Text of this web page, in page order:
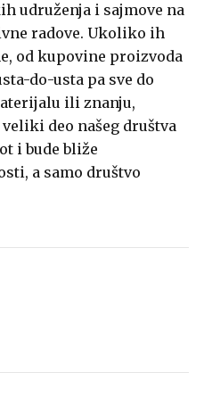
udruženja i sajmove na
radove. Ukoliko ih
od kupovine proizvoda
do-usta pa sve do
ili znanju,
deo našeg društva
i bude bliže
a samo društvo